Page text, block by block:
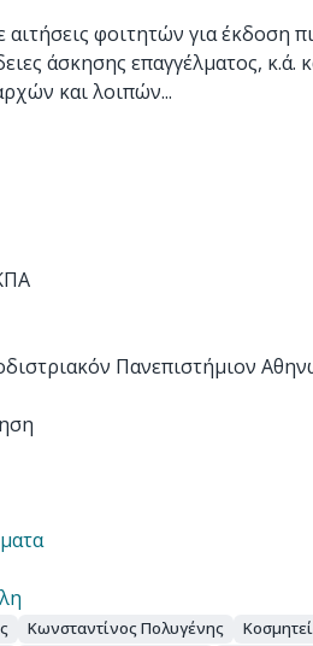
φοιτητών για έκδοση
άσκησης επαγγέλματος, κ.ά.
και λοιπών...
Πανεπιστήμιον
Κωνσταντίνος Πολυγένης